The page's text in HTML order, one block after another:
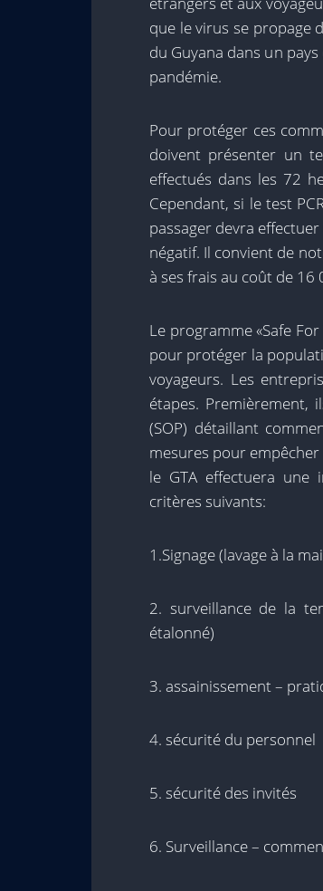
que le virus se propage
du Guyana dans un
pandémie.
Pour protéger ces
doivent présenter un
effectués dans les 72
Cependant, si le test
passager devra
négatif. Il convient de
à ses frais au coût de 16
Le programme «Safe
pour protéger la
voyageurs. Les
étapes. Premièrement,
(SOP) détaillant
mesures pour empêcher
le GTA effectuera une
critères suivants:
1.Signage (lavage à la
2. surveillance de la
étalonné)
3. assainissement –
4. sécurité du personnel
5. sécurité des invités
6. Surveillance –